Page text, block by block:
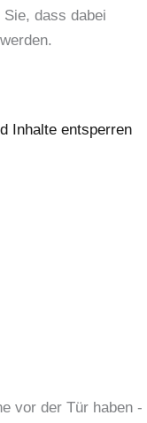
dass dabei
Inhalte entsperren
vor der Tür haben -